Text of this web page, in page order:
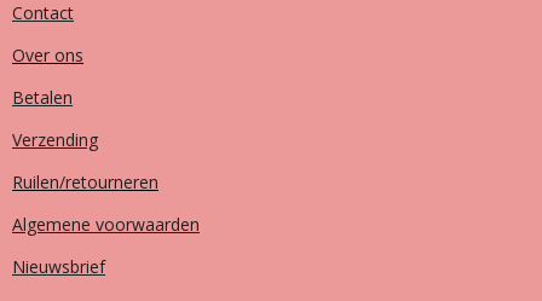
Contact
Over ons
Betalen
Verzending
Ruilen/retourneren
Algemene voorwaarden
Nieuwsbrief